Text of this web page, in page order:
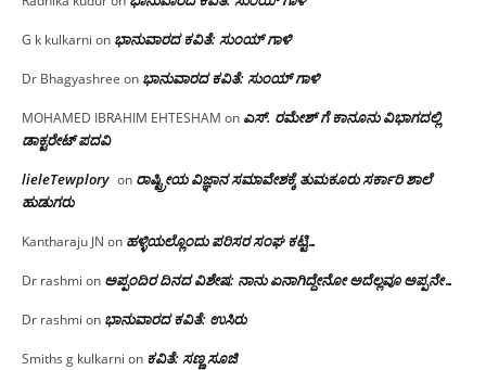
G k kulkarni on ಭಾನುವಾರದ ಕವಿತೆ: ಸುಂಯ್ ಗಾಳಿ
Dr Bhagyashree on ಭಾನುವಾರದ ಕವಿತೆ: ಸುಂಯ್ ಗಾಳಿ
MOHAMED IBRAHIM EHTESHAM on ಎಸ್. ರಮೇಶ್ ಗೆ ಕಾನೂನು ವಿಭಾಗದಲ್ಲಿ
ಡಾಕ್ಟರೇಟ್ ಪದವಿ
lieleTewplory on ರಾಷ್ಟ್ರೀಯ ವಿಜ್ಞಾನ ಸಮಾವೇಶಕ್ಕೆ‌ ತುಮಕೂರು ಸರ್ಕಾರಿ ಶಾಲೆ
ಹುಡುಗರು
Kantharaju JN on ಹಳ್ಳಿಯಲ್ಲೊಂದು ಪರಿಸರ ಸಂಘ ಕಟ್ಟಿ…
Dr rashmi on ಅಪ್ಪಂದಿರ ದಿನದ ವಿಶೇಷ: ನಾನು ಏನಾಗಿದ್ದೇನೋ‌ ಅದೆಲ್ಲವೂ ಅಪ್ಪನೇ…
Dr rashmi on ಭಾನುವಾರದ ಕವಿತೆ: ಉಸಿರು
Smiths g kulkarni on ಕವಿತೆ: ಸಣ್ಣ ಸೂಜಿ